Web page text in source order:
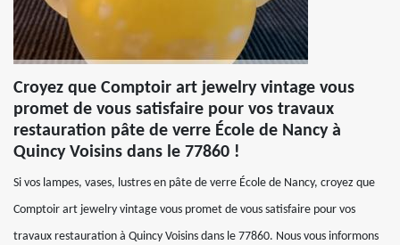
Croyez que Comptoir art jewelry vintage vous
promet de vous satisfaire pour vos travaux
restauration pâte de verre École de Nancy à
Quincy Voisins dans le 77860 !
Si vos lampes, vases, lustres en pâte de verre École de Nancy, croyez que
Comptoir art jewelry vintage vous promet de vous satisfaire pour vos
travaux restauration à Quincy Voisins dans le 77860. Nous vous informons